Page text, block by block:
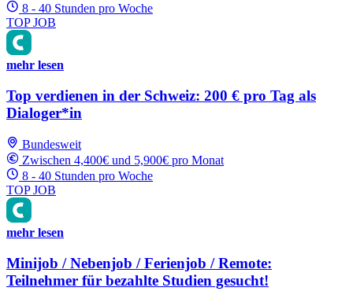
8 - 40 Stunden pro Woche
TOP JOB
mehr lesen
Top verdienen in der Schweiz: 200 € pro Tag als
Dialoger*in
Bundesweit
Zwischen 4,400€ und 5,900€ pro Monat
8 - 40 Stunden pro Woche
TOP JOB
mehr lesen
Minijob / Nebenjob / Ferienjob / Remote:
Teilnehmer für bezahlte Studien gesucht!